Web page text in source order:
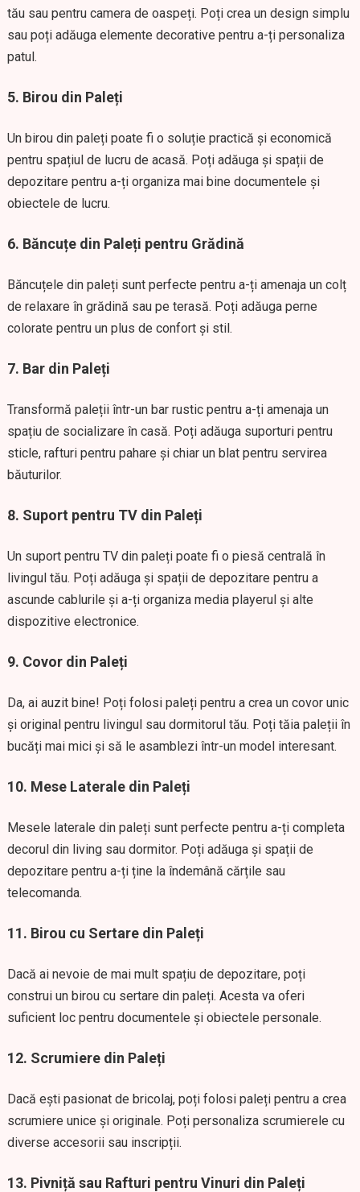
tău sau pentru camera de oaspeți. Poți crea un design simplu
sau poți adăuga elemente decorative pentru a-ți personaliza
patul.
5. Birou din Paleți
Un birou din paleți poate fi o soluție practică și economică
pentru spațiul de lucru de acasă. Poți adăuga și spații de
depozitare pentru a-ți organiza mai bine documentele și
obiectele de lucru.
6. Băncuțe din Paleți pentru Grădină
Băncuțele din paleți sunt perfecte pentru a-ți amenaja un colț
de relaxare în grădină sau pe terasă. Poți adăuga perne
colorate pentru un plus de confort și stil.
7. Bar din Paleți
Transformă paleții într-un bar rustic pentru a-ți amenaja un
spațiu de socializare în casă. Poți adăuga suporturi pentru
sticle, rafturi pentru pahare și chiar un blat pentru servirea
băuturilor.
8. Suport pentru TV din Paleți
Un suport pentru TV din paleți poate fi o piesă centrală în
livingul tău. Poți adăuga și spații de depozitare pentru a
ascunde cablurile și a-ți organiza media playerul și alte
dispozitive electronice.
9. Covor din Paleți
Da, ai auzit bine! Poți folosi paleți pentru a crea un covor unic
și original pentru livingul sau dormitorul tău. Poți tăia paleții în
bucăți mai mici și să le asamblezi într-un model interesant.
10. Mese Laterale din Paleți
Mesele laterale din paleți sunt perfecte pentru a-ți completa
decorul din living sau dormitor. Poți adăuga și spații de
depozitare pentru a-ți ține la îndemână cărțile sau
telecomanda.
11. Birou cu Sertare din Paleți
Dacă ai nevoie de mai mult spațiu de depozitare, poți
construi un birou cu sertare din paleți. Acesta va oferi
suficient loc pentru documentele și obiectele personale.
12. Scrumiere din Paleți
Dacă ești pasionat de bricolaj, poți folosi paleți pentru a crea
scrumiere unice și originale. Poți personaliza scrumierele cu
diverse accesorii sau inscripții.
13. Pivniță sau Rafturi pentru Vinuri din Paleți